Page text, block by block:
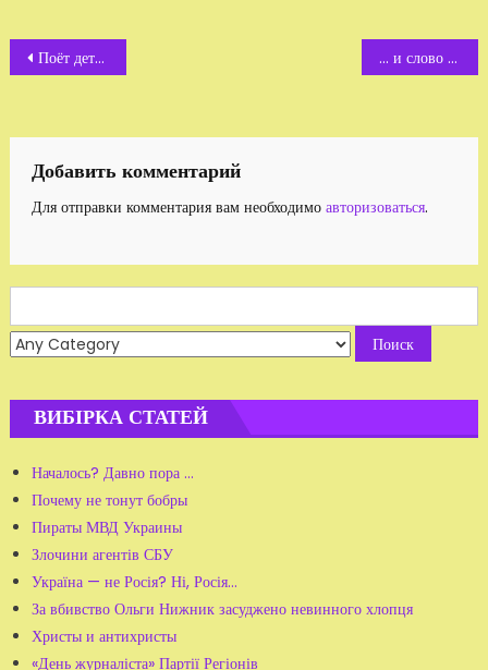
Навигация
записям
Поёт детский евангельский хор Церкви Бога Живого, г. Житомир ... и слово было Бог
Добавить комментарий
Для отправки комментария вам необходимо авторизоваться.
for:
ВИБІРКА СТАТЕЙ
Началось? Давно пора …
Почему не тонут бобры
Пираты МВД Украины
Злочини агентів СБУ
Україна — не Росія? Ні, Росія...
За вбивство Ольги Нижник засуджено невинного хлопця
Христы и антихристы
«День журналіста» Партії Регіонів